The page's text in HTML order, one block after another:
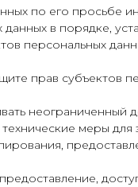
по его
в порядке,
персональных
прав субъектов
неограниченный
меры